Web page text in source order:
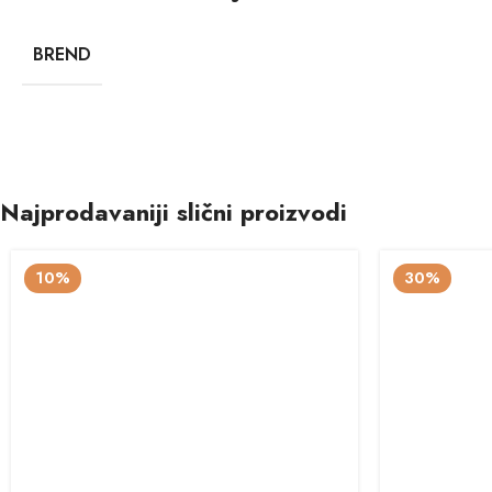
BREND
Najprodavaniji slični proizvodi
10% 30%